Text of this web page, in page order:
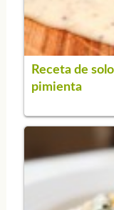
Receta de
pimienta